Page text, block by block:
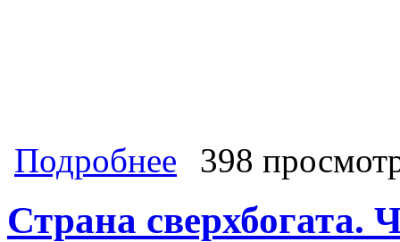
Подробнее о Что конкретно сделала КПРФ?
398
Страна